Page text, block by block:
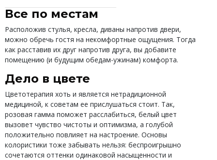
Все по местам
Расположив стулья, кресла, диваны напротив двери,
можно обречь гостя на некомфортные ощущения. Тогда
как расставив их друг напротив друга, вы добавите
помещению (и будущим обедам-ужинам) комфорта.
Дело в цвете
Цветотерапия хоть и является нетрадиционной
медициной, к советам ее прислушаться стоит. Так,
розовая гамма поможет расслабиться, белый цвет
вызовет чувство чистоты и оптимизма, а голубой
положительно повлияет на настроение. Основы
колористики тоже забывать нельзя: беспроигрышно
сочетаются оттенки одинаковой насыщенности и